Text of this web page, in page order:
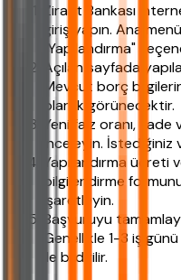
Ziraat Bankası
giriş yapın. Ana
"Yapılandırma"
Açılan sayfada
Mevcut borç
olarak görünecektir.
Yeni faiz oranı,
inceleyin.
Yapılandırma ücreti
bilgilendirme
işaretleyin.
Başvuruyu
Genellikle 1-3 iş
ile bildirilir.